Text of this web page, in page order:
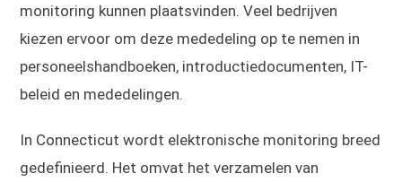
monitoring kunnen plaatsvinden. Veel bedrijven
kiezen ervoor om deze mededeling op te nemen in
personeelshandboeken, introductiedocumenten, IT-
beleid en mededelingen.
In Connecticut wordt elektronische monitoring breed
gedefinieerd. Het omvat het verzamelen van